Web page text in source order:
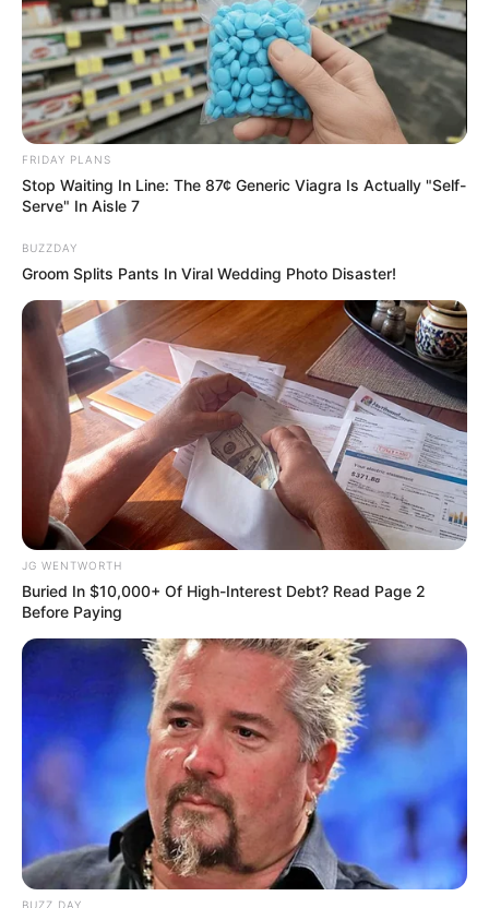
Gina Carano Finally Admits What Some Suspected
All Along
BRAINBERRIES
Macaulay Culkin's Own Version Of The New ‘Home
Alone’
FRIDAY PLANS
Stop Waiting In Line: The 87¢ Generic Viagra Is Actually "Self-
Serve" In Aisle 7
BUZZDAY
Groom Splits Pants In Viral Wedding Photo Disaster!
JG WENTWORTH
Buried In $10,000+ Of High-Interest Debt? Read Page 2
Before Paying
BUZZ DAY